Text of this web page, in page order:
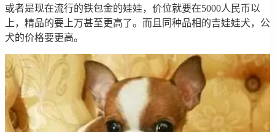
或者是现在流行的铁包金的娃娃，价位就要在5000人民币以
上，精品的要上万甚至更高了。而且同种品相的吉娃娃犬，公
犬的价格要更高。